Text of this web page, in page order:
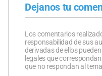
Dejanos tu
Los comentarios
responsabilidad de sus
derivadas de ellos
legales que
que no respondan al